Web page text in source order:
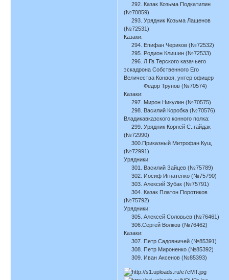
292. Казак Козьма Подкатилин
(№70859)
293. Урядник Козьма Лащенов
(№72531)
Казаки:
294. Епифан Чериков (№72532)
295. Родион Клишин (№72533)
296. Л.Гв.Терского казачьего
эскадрона Собственного Его
Величества Конвоя, унтер офицер
Федор Трунов (№70574)
Казаки:
297. Мирон Никулин (№70575)
298. Василий Коробка (№70576)
Владикавказского конного полка:
299. Урядник Корней С..гайдак
(№72990)
300.Приказный Митрофан Кущ
(№72991)
Урядники:
301. Василий Зайцев (№75789)
302. Иосиф Игнатенко (№75790)
303. Алексий Зубак (№75791)
304. Казак Платон Поротиков
(№75792)
Урядники:
305. Алексей Соловьев (№76461)
306.Сергей Волков (№76462)
Казаки:
307. Петр Садовничей (№85391)
308. Петр Мироненко (№85392)
309. Иван Аксенов (№85393)